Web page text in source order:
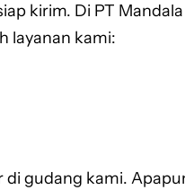
kirim. Di PT
layanan kami:
gudang kami.